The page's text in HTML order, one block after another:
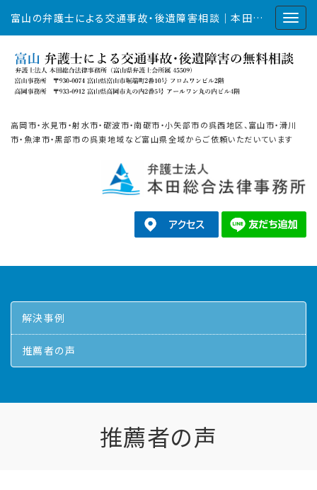
富山の弁護士による交通事故・後遺障害相談｜本田総合法律事務所
高岡市・氷見市・射水市・砺波市・南砺市・小矢部市の呉西地区、富山市・滑川
市・魚津市・黒部市の呉東地域など富山県全域からご依頼いただいています
解決事例
推薦者の声
推薦者の声